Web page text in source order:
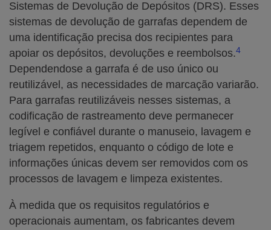
Sistemas de Devolução de Depósitos (DRS). Esses
sistemas de devolução de garrafas dependem de
uma identificação precisa dos recipientes para
apoiar os depósitos, devoluções e reembolsos.4
Dependendose a garrafa é de uso único ou
reutilizável, as necessidades de marcação variarão.
Para garrafas reutilizáveis nesses sistemas, a
codificação de rastreamento deve permanecer
legível e confiável durante o manuseio, lavagem e
triagem repetidos, enquanto o código de lote e
informações únicas devem ser removidos com os
processos de lavagem e limpeza existentes.
À medida que os requisitos regulatórios e
operacionais aumentam, os fabricantes devem